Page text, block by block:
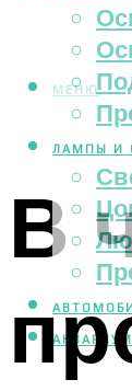
ЛАМПЫ И
АКВАРИУМ
МЕНЮ
В